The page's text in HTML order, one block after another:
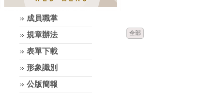
成員職掌
規章辦法
表單下載
形象識別
公版簡報
全部